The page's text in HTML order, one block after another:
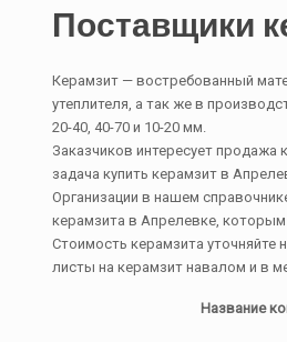
Поставщики
Керамзит — востребованный
утеплителя, а так же в
20-40, 40-70 и 10-20 мм.
Заказчиков интересует продажа
задача купить керамзит в
Организации в нашем
керамзита в Апрелевке,
Стоимость керамзита уточняйте
листы на керамзит навалом и в
Название